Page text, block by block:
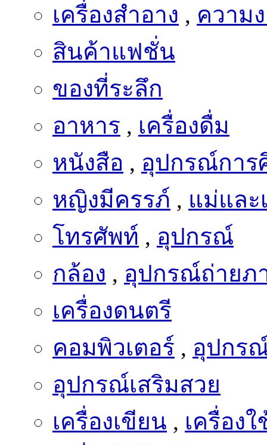
เครื่องสำอาง , ความ
สินค้าแฟชั่น
ของที่ระลึก
อาหาร , เครื่องดื่ม
หนังสือ , อุปกรณ์การ
หญิงมีครรภ์ , แม่และ
โทรศัพท์ , อุปกรณ์
กล้อง , อุปกรณ์ถ่ายภ
เครื่องดนตรี
คอมพิวเตอร์ , อุปกร
อุปกรณ์เสริมสวย
เครื่องเขียน , เครื่อง